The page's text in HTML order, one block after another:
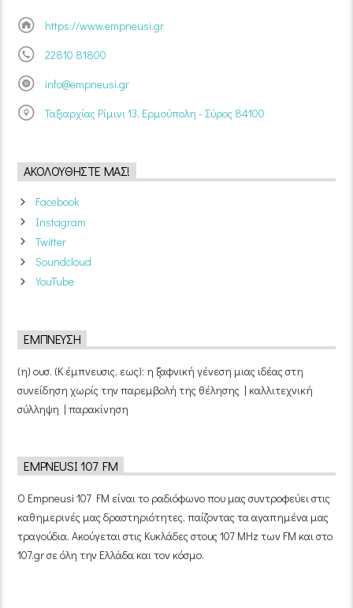
https://www.empneusi.gr
22810 81800
info@empneusi.gr
Ταξιαρχίας Ρίμινι 13, Ερμούπολη - Σύρος 84100
ΑΚΟΛΟΥΘΉΣΤΕ ΜΑΣ!
Facebook
Instagram
Twitter
Soundcloud
YouTube
ΈΜΠΝΕΥΣΗ
(η) ουσ. (Κ έμπνευσις, εως): η ξαφνική γένεση μιας ιδέας στη
συνείδηση χωρίς την παρεμβολή της θέλησης | καλλιτεχνική
σύλληψη | παρακίνηση
EMPNEUSI 107 FM
Ο Empneusi 107 FM είναι το ραδιόφωνο που μας συντροφεύει στις
καθημερινές μας δραστηριότητες, παίζοντας τα αγαπημένα μας
τραγούδια. Ακούγεται στις Κυκλάδες στους 107 MHz των FM και στο
107.gr σε όλη την Ελλάδα και τον κόσμο.